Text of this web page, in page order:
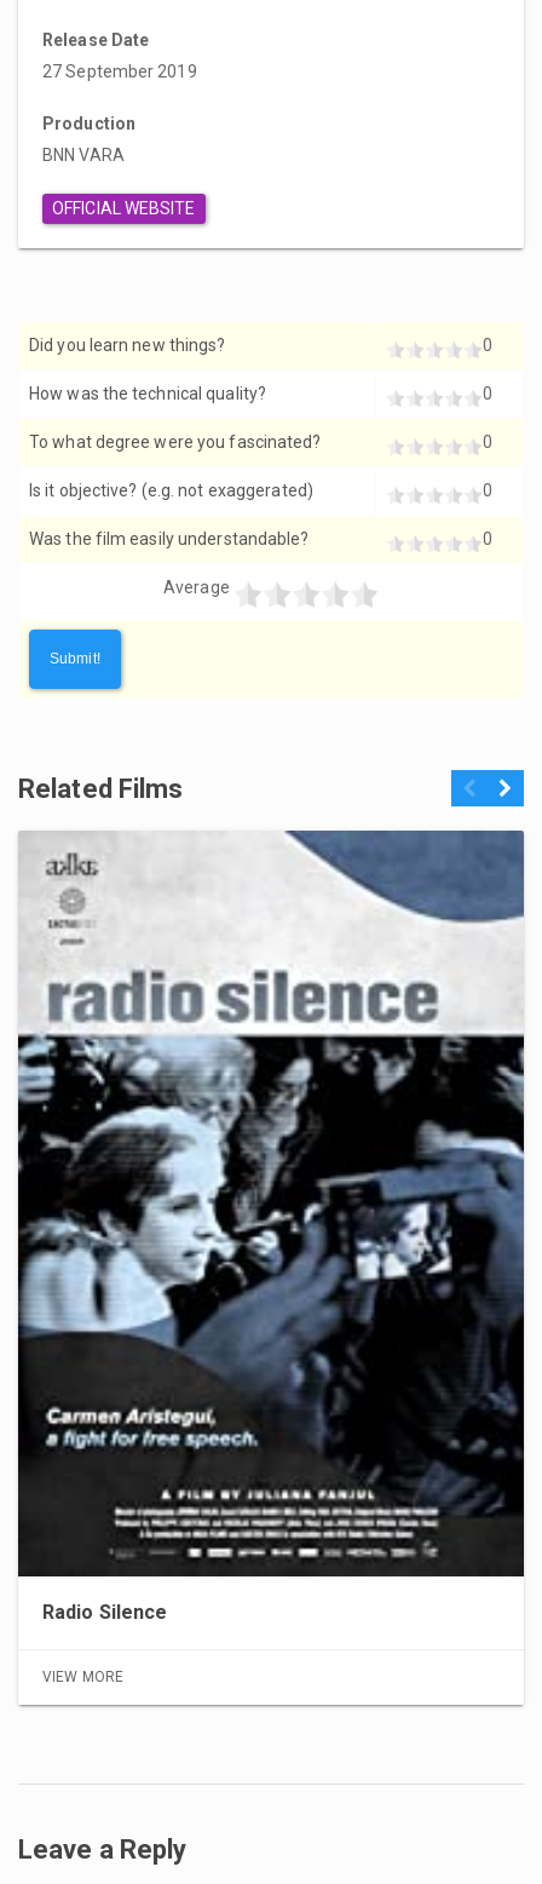
Release Date
27 September 2019
Production
BNN VARA
OFFICIAL WEBSITE
Did you learn new things? 0
How was the technical quality? 0
To what degree were you fascinated? 0
Is it objective? (e.g. not exaggerated) 0
Was the film easily understandable? 0
Average
Related Films Previous
Radio Silence
VIEW MORE
Next
Leave a Reply